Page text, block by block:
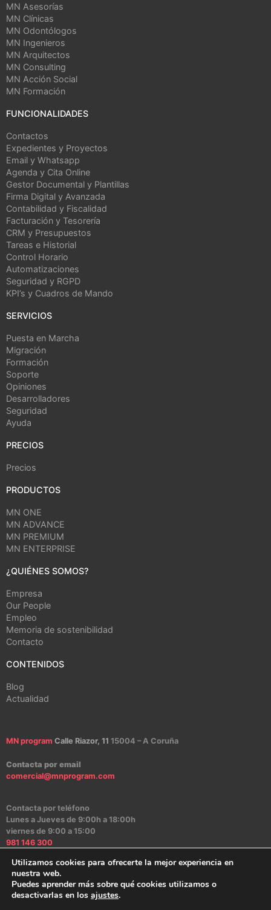
MN Asesorías
MN Clínicas
MN Odontólogos
MN Ingenieros
MN Arquitectos
MN Consulting
MN Acción Social
MN Formación
FUNCIONALIDADES
Contactos
Expedientes y Proyectos
Email y Whatsapp
Agenda y Cita Online
Gestor Documental y Plantillas
Firma Digital y Avanzada
Contabilidad y Fiscalidad
Facturación y Tesorería
CRM y Presupuestos
Tareas e Historial
Control Horario
Automatizaciones
Seguridad y RGPD
KPI’s y Cuadros de Mando
SERVICIOS
Puesta en Marcha
Migración
Formación
Soporte
Opiniones
Desarrolladores
Seguridad
Ayuda
PRECIOS
Precios
PRODUCTOS
MN ONE
MN ADVANCE
MN PREMIUM
MN ENTERPRISE
¿QUIÉNES SOMOS?
Empresa
Our People
Empleo
Memoria de sostenibilidad
Contacto
CONTENIDOS
Blog
Actualidad
MN program Calle Riazor, 11 15004 – A Coruña
Contacta por email
comercial@mnprogram.com
Contacta por teléfono
Lunes a Jueves de 9:00h a 18:00h
viernes de 9:00 a 15:00
981 146 300
Aviso Legal|Política de Privacidad |Política de Cookies| Canal Ético
Utilizamos cookies para ofrecerte la mejor experiencia en
nuestra web.
Puedes aprender más sobre qué cookies utilizamos o
desactivarlas en los ajustes.